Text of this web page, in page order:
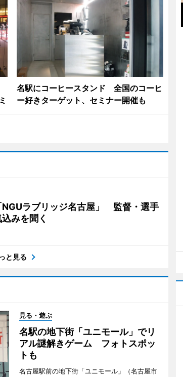
名駅にコーヒースタンド 全国のコーヒ
ー好きターゲット、セミナー開催も
NGUラブリッジ名古屋」 監督・選手
みを聞く
と見る
見る・遊ぶ
名駅の地下街「ユニモール」でリ
アル謎解きゲーム フォトスポッ
トも
名古屋駅前の地下街「ユニモール」（名古屋市